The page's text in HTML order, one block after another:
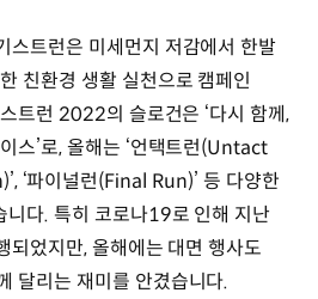
스트런은 미세먼지 저감에서 한발
친환경 생활 실천으로 캠페인
트런 2022의 슬로건은 ‘다시 함께,
스’로, 올해는 ‘언택트런(Untact
‘파이널런(Final Run)’ 등 다양한
다. 특히 코로나19로 인해 지난
되었지만, 올해에는 대면 행사도
달리는 재미를 안겼습니다.